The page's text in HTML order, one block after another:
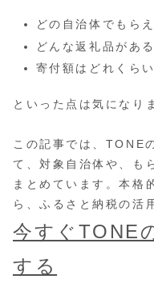
どの自治体でもら
どんな返礼品があ
寄付額はどれくら
といった点は気になり
この記事では、TONE
て、対象自治体や、も
まとめています。本格
ら、ふるさと納税の活
今すぐTONE
する